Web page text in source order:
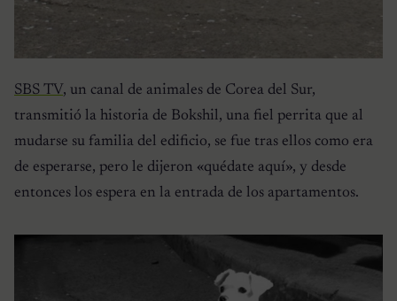
SBS TV, un canal de animales de Corea del Sur,
transmitió la historia de Bokshil, una fiel perrita que al
mudarse su familia del edificio, se fue tras ellos como era
de esperarse, pero le dijeron «quédate aquí», y desde
entonces los espera en la entrada de los apartamentos.